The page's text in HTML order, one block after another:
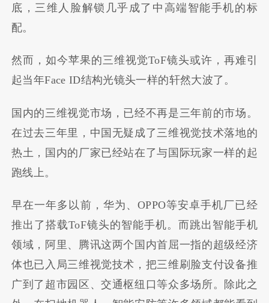
底，三维人脸解锁几乎成了中高端智能手机的标
配。
然而，如今苹果的三维视觉ToF镜头或许，再难引
起当年Face ID结构光镜头一样的轩然大波了。
国内的三维视觉市场，已经不再是三年前的市场。
在过去三年里，中国无疑成了三维视觉技术落地的
热土，国内的厂家已经站在了与国际玩家一样的起
跑线上。
早在一年多以前，华为、OPPO等安卓手机厂已经
推出了搭载ToF镜头的智能手机。而跳出智能手机
领域，阿里、腾讯这两个国内首屈一指的超级经济
体也已入局三维视觉技术，把三维刷脸支付设备推
广到了超市园区、交通枢纽口等众多场所。除此之